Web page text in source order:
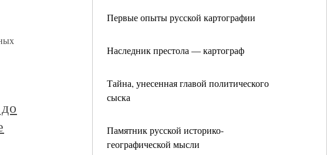
Первые опыты русской картографии
Наследник престола — картограф
Тайна, унесенная главой политического
сыска
Памятник русской историко-
географической мысли